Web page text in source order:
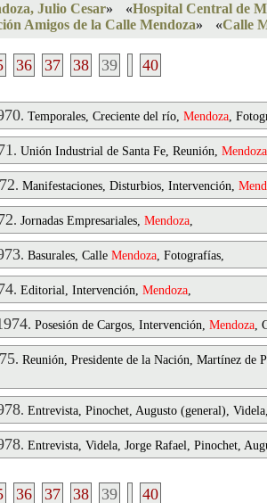
Julio Cesar» «Hospital Central de
Amigos de la Calle Mendoza» «Calle
36 37 38 39 40
. Temporales, Creciente del río, Mendoza,
. Unión Industrial de Santa Fe, Reunión, Mendoza
. Manifestaciones, Disturbios, Intervención,
. Jornadas Empresariales, Mendoza,
. Basurales, Calle Mendoza, Fotografías,
. Editorial, Intervención, Mendoza,
. Posesión de Cargos, Intervención, Mendoza,
. Reunión, Presidente de la Nación, Martínez de
. Entrevista, Pinochet, Augusto (general),
. Entrevista, Videla, Jorge Rafael, Pinochet,
36 37 38 39 40